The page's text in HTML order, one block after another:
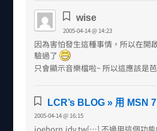
wise
2005-04-14 @ 14:23
因為害怕發生這種事情，所以在開
驗過了
只會顯示音樂檔啦~ 所以這應該是
LCR’s BLOG » 用 MSN
2005-04-14 @ 16:15